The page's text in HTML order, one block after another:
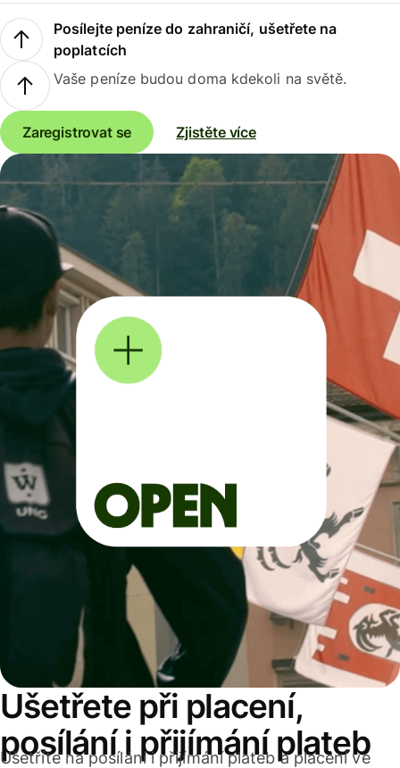
Posílejte peníze do zahraničí, ušetřete na
poplatcích
Vaše peníze budou doma kdekoli na světě.
Zaregistrovat se Zjistěte více
Ušetřete při placení,
posílání i přijímání plateb
Ušetříte na posílání i přijímání plateb a placení ve